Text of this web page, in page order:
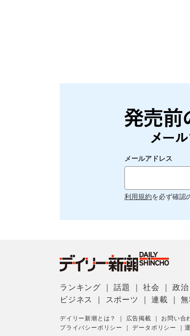
メールアドレス
利用規約を必ず確認
ランキング ｜話題 ｜社会 ｜政治
ビジネス
スポーツ ｜連載 ｜
デイリー新潮とは？ 広告掲載 お問い合
プライバシーポリシー
｜データポリシー